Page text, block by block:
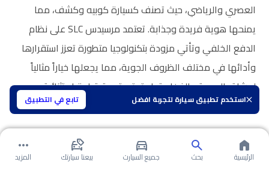
استخدم تطبيق سيارة لتجربة افضل تابع في التطبيق
العصري والرياضي، حيث تصنف كسيارة كوبيه وكشف، مما
يمنحها هوية فريدة وجذابة. تعتمد مرسيدس SLC على نظام
الدفع الخلفي وتأتي مزودة بتكنولوجيا متطورة تعزز استقرارها
وأدائها في مختلف الظروف الجوية، مما يجعلها خياراً مثالياً
لعشاق السرعة والفخامة. استمتع بتجربة قيادة استثنائية مع
مرسيدس SLC، حيث تجمع بين المتعة والراحة في كل رحلة.
الرئيسية بحث جميع السيارت بيعنا سيارتك المزيد